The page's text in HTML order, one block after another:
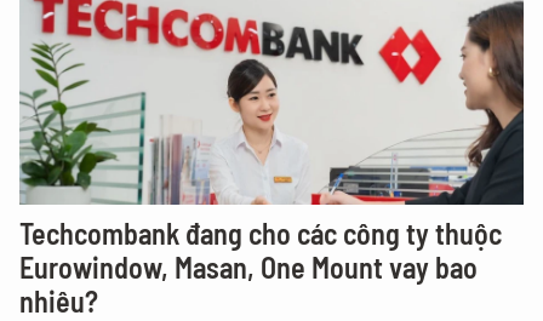
Techcombank đang cho các công ty thuộc
Eurowindow, Masan, One Mount vay bao
nhiêu?